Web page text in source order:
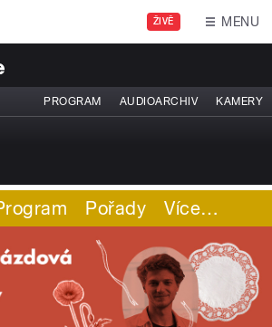
ŽIVĚ MENU
PROGRAM AUDIOARCHIV KAMERY
Pořady Více…